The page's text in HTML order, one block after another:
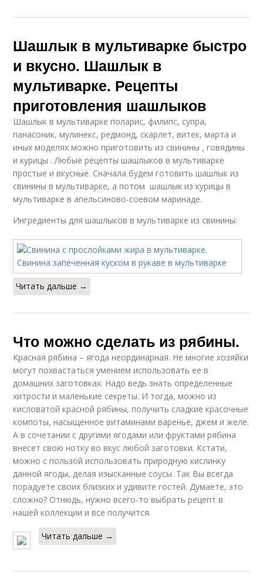
Шашлык в мультиварке быстро
и вкусно. Шашлык в
мультиварке. Рецепты
приготовления шашлыков
Шашлык в мультиварке поларис, филипс, супра,
панасоник, мулинекс, редмонд, скарлет, витек, марта и
иных моделях можно приготовить из свинины , говядины
и курицы . Любые рецепты шашлыков в мультиварке
простые и вкусные. Сначала будем готовить шашлык из
свинины в мультиварке, а потом шашлык из курицы в
мультиварке в апельсиново-соевом маринаде.
Ингредиенты для шашлыков в мультиварке из свинины:
Читать дальше →
Что можно сделать из рябины.
Красная рябина – ягода неординарная. Не многие хозяйки
могут похвастаться умением использовать ее в
домашних заготовках. Надо ведь знать определенные
хитрости и маленькие секреты. И тогда, можно из
кисловатой красной рябины, получить сладкие красочные
компоты, насыщенное витаминами варенье, джем и желе.
А в сочетании с другими ягодами или фруктами рябина
внесет свою нотку во вкус любой заготовки. Кстати,
можно с пользой использовать природную кислинку
данной ягоды, делая изысканные соусы. Так Вы всегда
порадуете своих близких и удивите гостей. Думаете, это
сложно? Отнюдь, нужно всего-то выбрать рецепт в
нашей коллекции и все получится.
Читать дальше →